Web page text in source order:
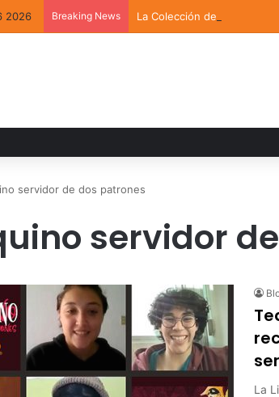
2026 Breaking News La Colección de Arte
servidor de dos patrones
servidor
La